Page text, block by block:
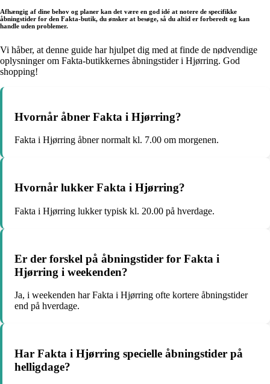
Afhængig af dine behov og planer kan det være en god idé at notere de specifikke
åbningstider for den Fakta-butik, du ønsker at besøge, så du altid er forberedt og kan
handle uden problemer.
Vi håber, at denne guide har hjulpet dig med at finde de nødvendige
oplysninger om Fakta-butikkernes åbningstider i Hjørring. God
shopping!
Hvornår åbner Fakta i Hjørring?
Fakta i Hjørring åbner normalt kl. 7.00 om morgenen.
Hvornår lukker Fakta i Hjørring?
Fakta i Hjørring lukker typisk kl. 20.00 på hverdage.
Er der forskel på åbningstider for Fakta i
Hjørring i weekenden?
Ja, i weekenden har Fakta i Hjørring ofte kortere åbningstider
end på hverdage.
Har Fakta i Hjørring specielle åbningstider på
helligdage?